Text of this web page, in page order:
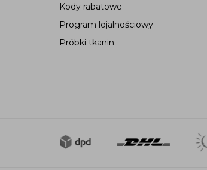
Kody rabatowe
Program lojalnościowy
Próbki tkanin